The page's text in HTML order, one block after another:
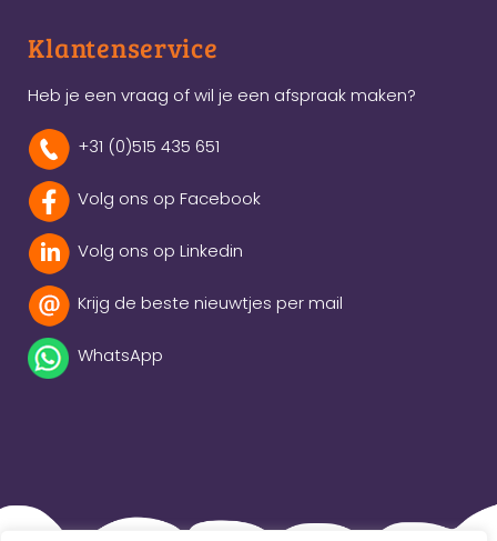
Klantenservice
Heb je een vraag of wil je een afspraak maken?
+31 (0)515 435 651
Volg ons op Facebook
Volg ons op Linkedin
Krijg de beste nieuwtjes per mail
WhatsApp